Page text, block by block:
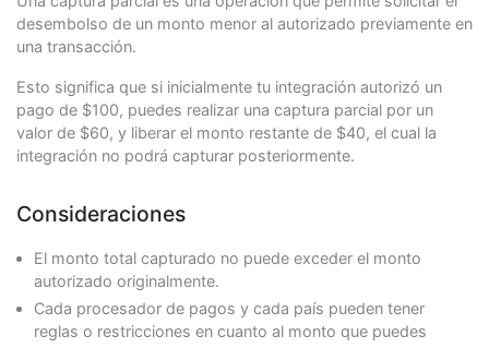
}
}
desembolso de un monto menor al autorizado previamente en
una transacción.
Esto significa que si inicialmente tu integración autorizó un
pago de $100, puedes realizar una captura parcial por un
valor de $60, y liberar el monto restante de $40, el cual la
integración no podrá capturar posteriormente.
Consideraciones
El monto total capturado no puede exceder el monto
autorizado originalmente.
Cada procesador de pagos y cada país pueden tener
reglas o restricciones en cuanto al monto que puedes